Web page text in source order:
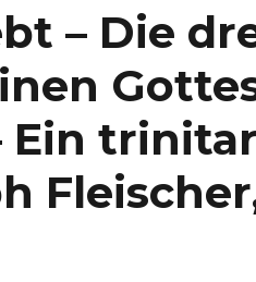
– Die
Ein